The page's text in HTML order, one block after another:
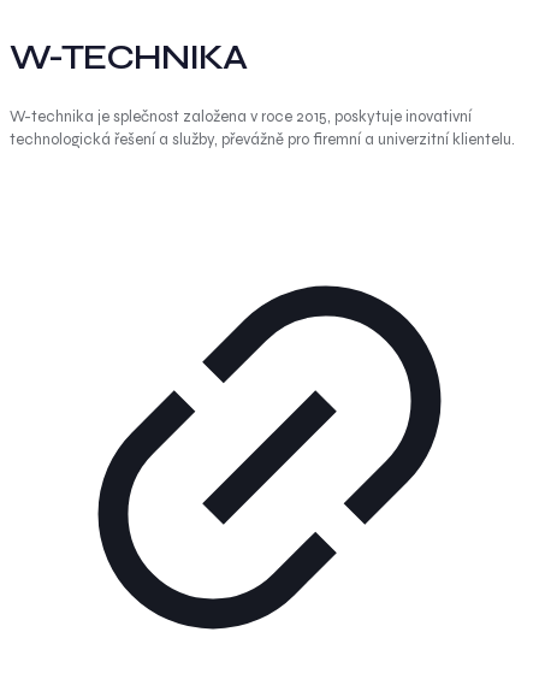
W-TECHNIKA
W-technika je splečnost založena v roce 2015, poskytuje inovativní
technologická řešení a služby, převážně pro firemní a univerzitní klientelu.